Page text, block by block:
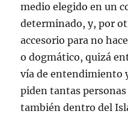
medio elegido en un
determinado, y, por
accesorio para no
o dogmático, quizá
vía de entendimiento
piden tantas
también dentro del